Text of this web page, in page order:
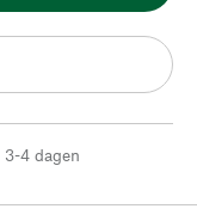
4 dagen